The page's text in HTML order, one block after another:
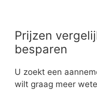
Prijzen
besparen
U zoekt een
wilt graag meer